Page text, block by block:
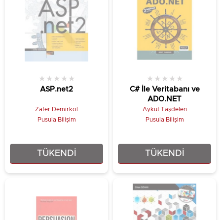
TÜKENDI
ASP.net2
★ ★ ★ ★ ★
Zafer Demirkol
Pusula Bilişim
₺29,00 TÜKENDI
C# İle Veritabanı ve
ADO.NET
★ ★ ★ ★ ★
Aykut Taşdelen
Pusula Bilişim
₺36,00